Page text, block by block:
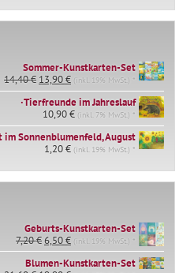
Sommer-Kunstkarten-Set
14,40€ Ursprünglicher
Preis
war:
14,40 €
13,90€Aktueller
Preis
ist:
13,90 €.
(inkl. 19% MwSt.) *
∙Tierfreunde im Jahreslauf
10,90€ (inkl. 7% MwSt.) *
im Sonnenblumenfeld, August
1,20€ (inkl. 19% MwSt.) *
Geburts-Kunstkarten-Set
7,20€Ursprünglicher
Preis
war:
6,50€Aktueller
Preis
ist:
(inkl. 19% MwSt.) *
Blumen-Kunstkarten-Set